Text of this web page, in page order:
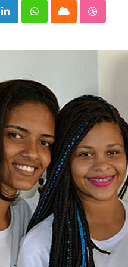
LinkedInWhatsappCloud